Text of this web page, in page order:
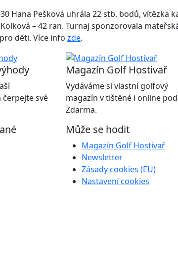
Hana Pešková uhrála 22 stb. bodů, vítězka
– 42 ran. Turnaj sponzorovala
děti. Více info zde.
své
Magazín Golf Hostivař
Vydáváme si vlastní golfový
magazín v tištěné i online
Zdarma.
Může se hodit
Magazín Golf Hostivař
Newsletter
Zásady cookies (EU)
Nastavení cookies